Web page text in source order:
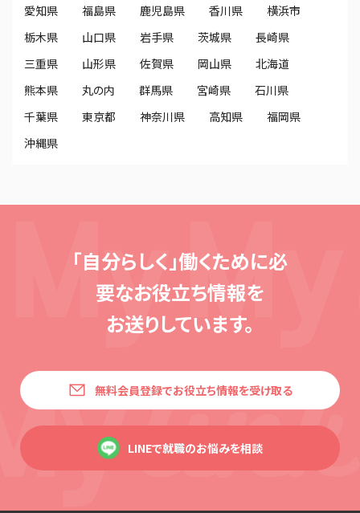
愛知県
福島県 鹿児島県 香川県
横浜市
栃木県
山口県 岩手県 茨城県
長崎県
三重県
山形県 佐賀県 岡山県
北海道
熊本県
丸の内 群馬県 宮崎県
石川県
千葉県
東京都 神奈川県 高知県
福岡県
沖縄県
「自分らしく」働くために必
要なお役立ち情報を
お送りしています。
無料会員登録でお役立ち情報を受け取る
LINEで就職のお悩みを相談